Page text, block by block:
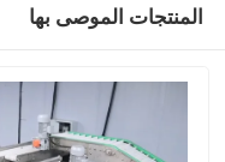
المنتجات الموصى بها